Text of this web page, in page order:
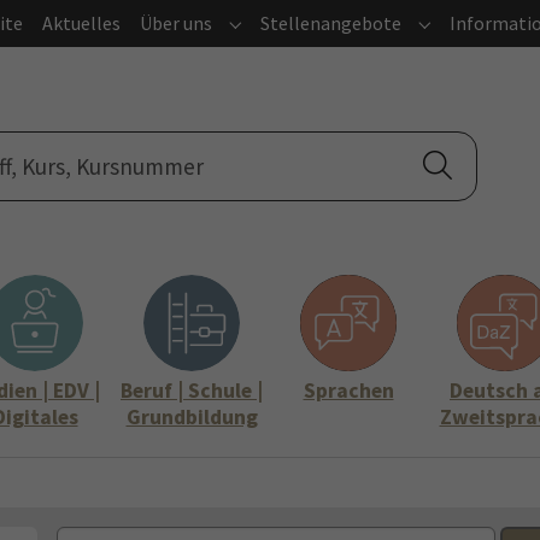
Aktuelles Über uns Submenu for "Über uns"
Stellenangebote Submenu for
| EDV |
Beruf | Schule |
Grundbildung
Sprachen
Deutsch